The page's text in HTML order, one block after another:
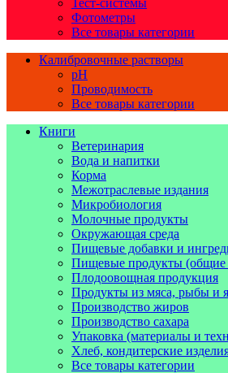
Тест-системы
Фотометры
Все товары категории
Калибровочные растворы
pH
Проводимость
Все товары категории
Книги
Ветеринария
Вода и напитки
Корма
Межотраслевые издания
Микробиология
Молочные продукты
Окружающая среда
Пищевые добавки и
Пищевые продукты (общие
Плодоовощная продукция
Продукты из мяса, рыбы и
Производство жиров
Производство сахара
Упаковка (материалы и
Хлеб, кондитерские
Все товары категории